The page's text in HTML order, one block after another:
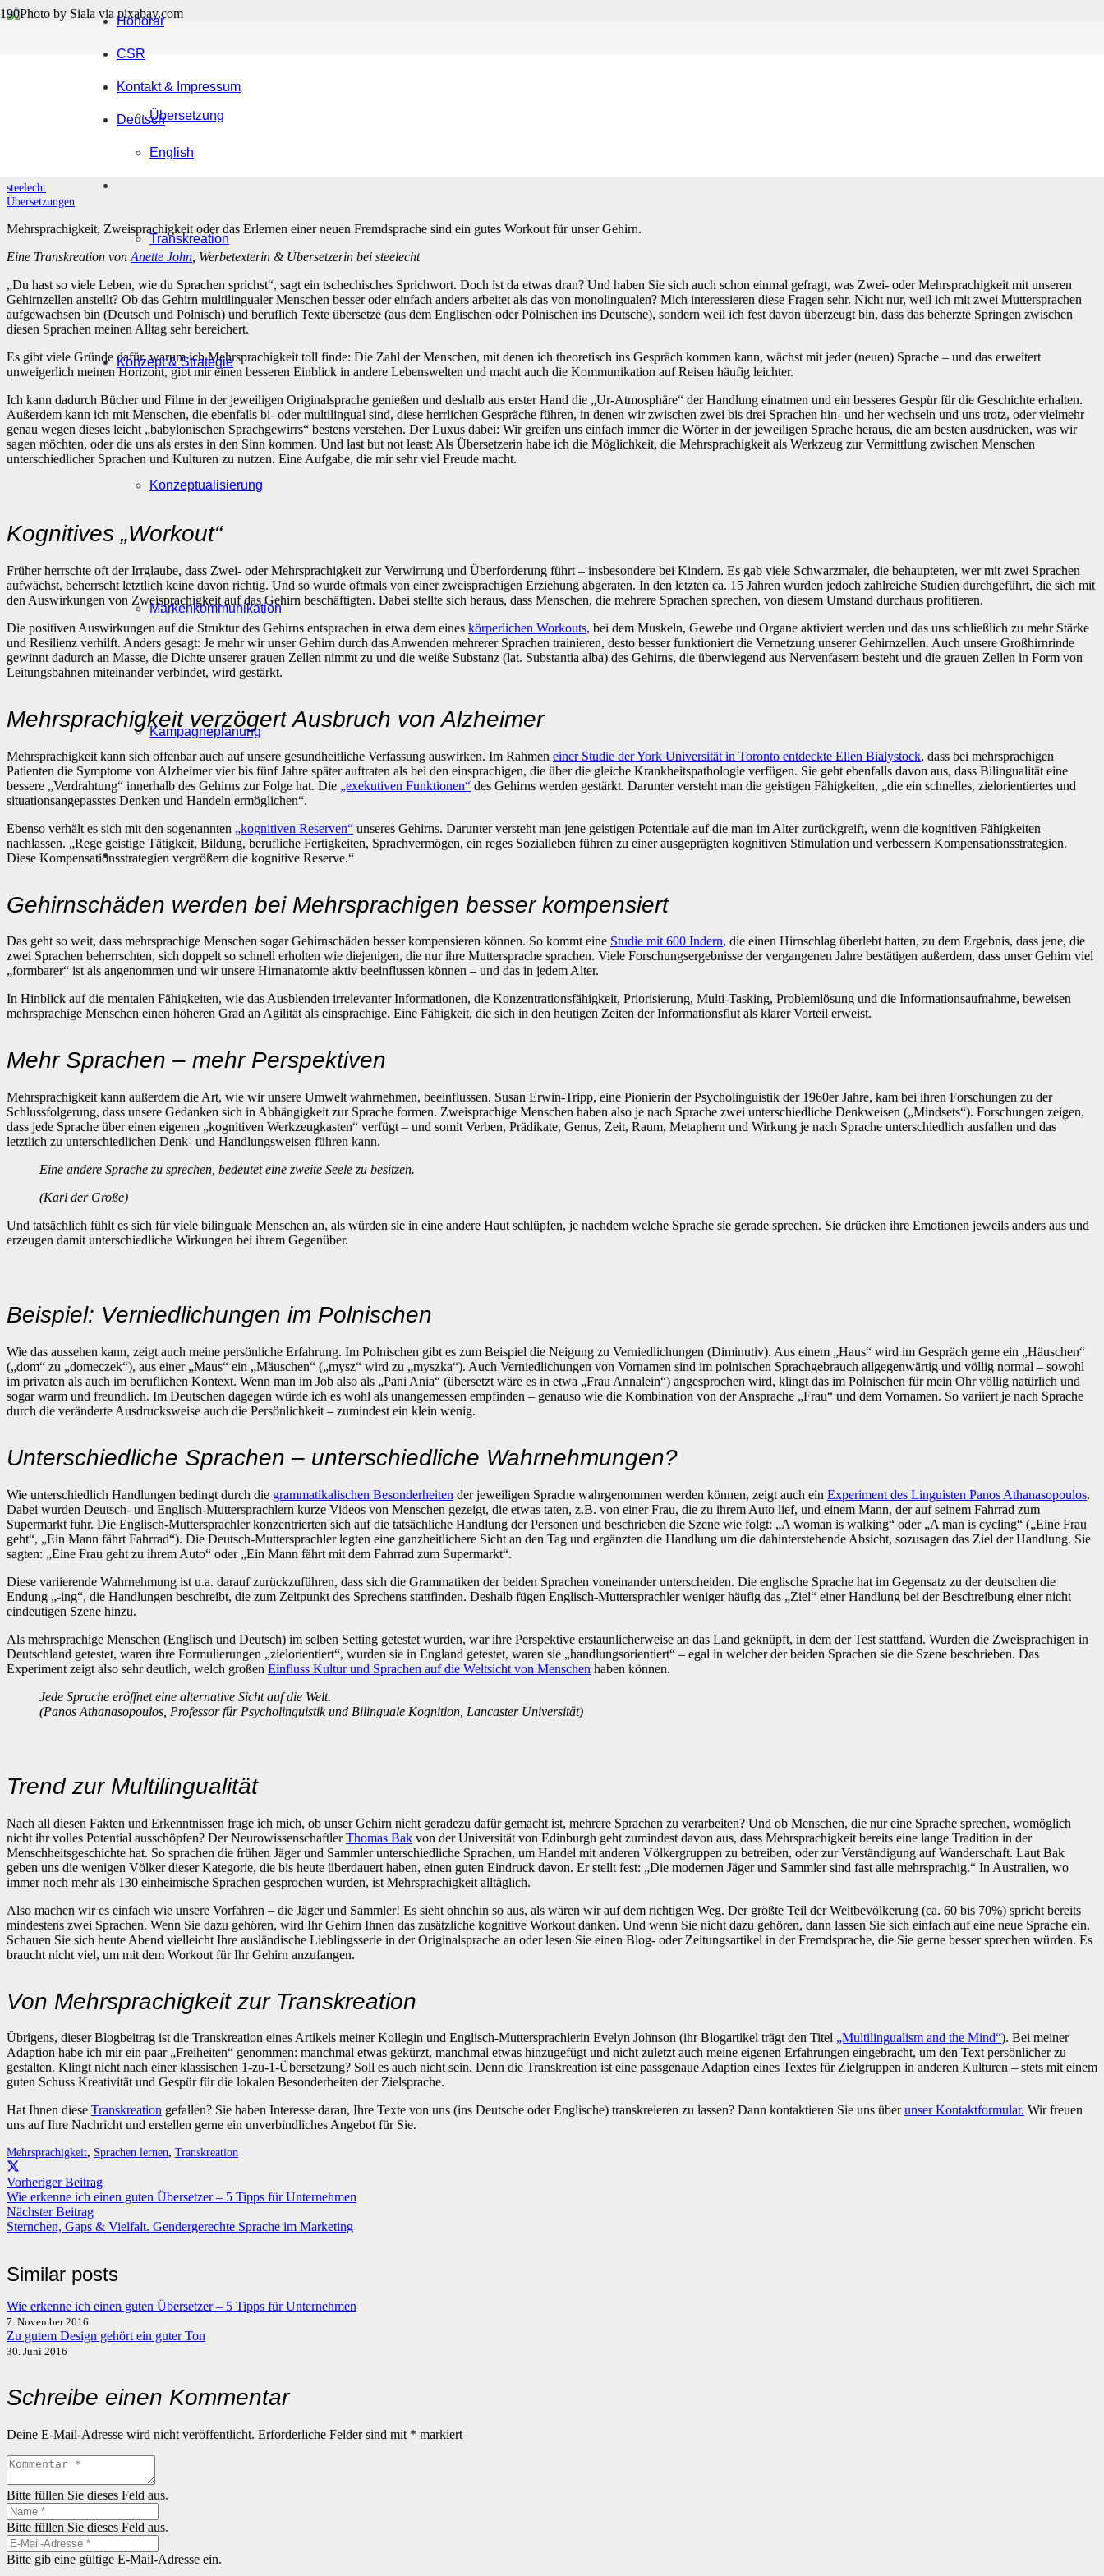
Honorar
CSR
Kontakt & Impressum
Deutsch
English
Übersetzung
Transkreation
Konzept & Strategie
Konzeptualisierung
Markenkommunikation
Kampagneplanung
Gehirn-Workout mit Sprachen. Wie Mehrsprachigkeit unser Gehirn
beeinflusst
steelecht
Übersetzungen
Mehrsprachigkeit, Zweisprachigkeit oder das Erlernen einer neuen Fremdsprache sind ein gutes Workout für unser Gehirn.
Eine Transkreation von Anette John , Werbetexterin & Übersetzerin bei steelecht
„Du hast so viele Leben, wie du Sprachen sprichst“, sagt ein tschechisches Sprichwort. Doch ist da etwas dran? Und haben Sie sich auch schon einmal gefragt, was Zwei- oder Mehrsprachigkeit mit unseren
Gehirnzellen anstellt? Ob das Gehirn multilingualer Menschen besser oder einfach anders arbeitet als das von monolingualen? Mich interessieren diese Fragen sehr. Nicht nur, weil ich mit zwei Muttersprachen
aufgewachsen bin (Deutsch und Polnisch) und beruflich Texte übersetze (aus dem Englischen oder Polnischen ins Deutsche), sondern weil ich fest davon überzeugt bin, dass das beherzte Springen zwischen
diesen Sprachen meinen Alltag sehr bereichert.
Es gibt viele Gründe dafür, warum ich Mehrsprachigkeit toll finde: Die Zahl der Menschen, mit denen ich theoretisch ins Gespräch kommen kann, wächst mit jeder (neuen) Sprache – und das erweitert
unweigerlich meinen Horizont, gibt mir einen besseren Einblick in andere Lebenswelten und macht auch die Kommunikation auf Reisen häufig leichter.
Ich kann dadurch Bücher und Filme in der jeweiligen Originalsprache genießen und deshalb aus erster Hand die „Ur-Atmosphäre“ der Handlung einatmen und ein besseres Gespür für die Geschichte erhalten.
Außerdem kann ich mit Menschen, die ebenfalls bi- oder multilingual sind, diese herrlichen Gespräche führen, in denen wir zwischen zwei bis drei Sprachen hin- und her wechseln und uns trotz, oder vielmehr
genau wegen dieses leicht „babylonischen Sprachgewirrs“ bestens verstehen. Der Luxus dabei: Wir greifen uns einfach immer die Wörter in der jeweiligen Sprache heraus, die am besten ausdrücken, was wir
sagen möchten, oder die uns als erstes in den Sinn kommen. Und last but not least: Als Übersetzerin habe ich die Möglichkeit, die Mehrsprachigkeit als Werkzeug zur Vermittlung zwischen Menschen
unterschiedlicher Sprachen und Kulturen zu nutzen. Eine Aufgabe, die mir sehr viel Freude macht.
Kognitives „Workout“
Früher herrschte oft der Irrglaube, dass Zwei- oder Mehrsprachigkeit zur Verwirrung und Überforderung führt – insbesondere bei Kindern. Es gab viele Schwarzmaler, die behaupteten, wer mit zwei Sprachen
aufwächst, beherrscht letztlich keine davon richtig. Und so wurde oftmals von einer zweisprachigen Erziehung abgeraten. In den letzten ca. 15 Jahren wurden jedoch zahlreiche Studien durchgeführt, die sich mit
den Auswirkungen von Zweisprachigkeit auf das Gehirn beschäftigten. Dabei stellte sich heraus, dass Menschen, die mehrere Sprachen sprechen, von diesem Umstand durchaus profitieren.
Die positiven Auswirkungen auf die Struktur des Gehirns entsprachen in etwa dem eines körperlichen Workouts, bei dem Muskeln, Gewebe und Organe aktiviert werden und das uns schließlich zu mehr Stärke
und Resilienz verhilft. Anders gesagt: Je mehr wir unser Gehirn durch das Anwenden mehrerer Sprachen trainieren, desto besser funktioniert die Vernetzung unserer Gehirnzellen. Auch unsere Großhirnrinde
gewinnt dadurch an Masse, die Dichte unserer grauen Zellen nimmt zu und die weiße Substanz (lat. Substantia alba) des Gehirns, die überwiegend aus Nervenfasern besteht und die grauen Zellen in Form von
Leitungsbahnen miteinander verbindet, wird gestärkt.
Mehrsprachigkeit verzögert Ausbruch von Alzheimer
Mehrsprachigkeit kann sich offenbar auch auf unsere gesundheitliche Verfassung auswirken. Im Rahmen einer Studie der York Universität in Toronto entdeckte Ellen Bialystock, dass bei mehrsprachigen
Patienten die Symptome von Alzheimer vier bis fünf Jahre später auftraten als bei den einsprachigen, die über die gleiche Krankheitspathologie verfügen. Sie geht ebenfalls davon aus, dass Bilingualität eine
bessere „Verdrahtung“ innerhalb des Gehirns zur Folge hat. Die „exekutiven Funktionen“ des Gehirns werden gestärkt. Darunter versteht man die geistigen Fähigkeiten, „die ein schnelles, zielorientiertes und
situationsangepasstes Denken und Handeln ermöglichen“.
Ebenso verhält es sich mit den sogenannten „kognitiven Reserven“ unseres Gehirns. Darunter versteht man jene geistigen Potentiale auf die man im Alter zurückgreift, wenn die kognitiven Fähigkeiten
nachlassen. „Rege geistige Tätigkeit, Bildung, berufliche Fertigkeiten, Sprachvermögen, ein reges Sozialleben führen zu einer ausgeprägten kognitiven Stimulation und verbessern Kompensationsstrategien.
Diese Kompensationsstrategien vergrößern die kognitive Reserve.“
Gehirnschäden werden bei Mehrsprachigen besser kompensiert
Das geht so weit, dass mehrsprachige Menschen sogar Gehirnschäden besser kompensieren können. So kommt eine Studie mit 600 Indern, die einen Hirnschlag überlebt hatten, zu dem Ergebnis, dass jene, die
zwei Sprachen beherrschten, sich doppelt so schnell erholten wie diejenigen, die nur ihre Muttersprache sprachen. Viele Forschungsergebnisse der vergangenen Jahre bestätigen außerdem, dass unser Gehirn viel
„formbarer“ ist als angenommen und wir unsere Hirnanatomie aktiv beeinflussen können – und das in jedem Alter.
In Hinblick auf die mentalen Fähigkeiten, wie das Ausblenden irrelevanter Informationen, die Konzentrationsfähigkeit, Priorisierung, Multi-Tasking, Problemlösung und die Informationsaufnahme, beweisen
mehrsprachige Menschen einen höheren Grad an Agilität als einsprachige. Eine Fähigkeit, die sich in den heutigen Zeiten der Informationsflut als klarer Vorteil erweist.
Mehr Sprachen – mehr Perspektiven
Mehrsprachigkeit kann außerdem die Art, wie wir unsere Umwelt wahrnehmen, beeinflussen. Susan Erwin-Tripp, eine Pionierin der Psycholinguistik der 1960er Jahre, kam bei ihren Forschungen zu der
Schlussfolgerung, dass unsere Gedanken sich in Abhängigkeit zur Sprache formen. Zweisprachige Menschen haben also je nach Sprache zwei unterschiedliche Denkweisen („Mindsets“). Forschungen zeigen,
dass jede Sprache über einen eigenen „kognitiven Werkzeugkasten“ verfügt – und somit Verben, Prädikate, Genus, Zeit, Raum, Metaphern und Wirkung je nach Sprache unterschiedlich ausfallen und das
letztlich zu unterschiedlichen Denk- und Handlungsweisen führen kann.
Eine andere Sprache zu sprechen, bedeutet eine zweite Seele zu besitzen.
(Karl der Große)
Und tatsächlich fühlt es sich für viele bilinguale Menschen an, als würden sie in eine andere Haut schlüpfen, je nachdem welche Sprache sie gerade sprechen. Sie drücken ihre Emotionen jeweils anders aus und
erzeugen damit unterschiedliche Wirkungen bei ihrem Gegenüber.
Beispiel: Verniedlichungen im Polnischen
Wie das aussehen kann, zeigt auch meine persönliche Erfahrung. Im Polnischen gibt es zum Beispiel die Neigung zu Verniedlichungen (Diminutiv). Aus einem „Haus“ wird im Gespräch gerne ein „Häuschen“
(„dom“ zu „domeczek“), aus einer „Maus“ ein „Mäuschen“ („mysz“ wird zu „myszka“). Auch Verniedlichungen von Vornamen sind im polnischen Sprachgebrauch allgegenwärtig und völlig normal – sowohl
im privaten als auch im beruflichen Kontext. Wenn man im Job also als „Pani Ania“ (übersetzt wäre es in etwa „Frau Annalein“) angesprochen wird, klingt das im Polnischen für mein Ohr völlig natürlich und
sogar warm und freundlich. Im Deutschen dagegen würde ich es wohl als unangemessen empfinden – genauso wie die Kombination von der Ansprache „Frau“ und dem Vornamen. So variiert je nach Sprache
durch die veränderte Ausdrucksweise auch die Persönlichkeit – zumindest ein klein wenig.
Unterschiedliche Sprachen – unterschiedliche Wahrnehmungen?
Wie unterschiedlich Handlungen bedingt durch die grammatikalischen Besonderheiten der jeweiligen Sprache wahrgenommen werden können, zeigt auch ein Experiment des Linguisten Panos Athanasopoulos.
Dabei wurden Deutsch- und Englisch-Muttersprachlern kurze Videos von Menschen gezeigt, die etwas taten, z.B. von einer Frau, die zu ihrem Auto lief, und einem Mann, der auf seinem Fahrrad zum
Supermarkt fuhr. Die Englisch-Muttersprachler konzentrierten sich auf die tatsächliche Handlung der Personen und beschrieben die Szene wie folgt: „A woman is walking“ oder „A man is cycling“ („Eine Frau
geht“, „Ein Mann fährt Fahrrad“). Die Deutsch-Muttersprachler legten eine ganzheitlichere Sicht an den Tag und ergänzten die Handlung um die dahinterstehende Absicht, sozusagen das Ziel der Handlung. Sie
sagten: „Eine Frau geht zu ihrem Auto“ oder „Ein Mann fährt mit dem Fahrrad zum Supermarkt“.
Diese variierende Wahrnehmung ist u.a. darauf zurückzuführen, dass sich die Grammatiken der beiden Sprachen voneinander unterscheiden. Die englische Sprache hat im Gegensatz zu der deutschen die
Endung „-ing“, die Handlungen beschreibt, die zum Zeitpunkt des Sprechens stattfinden. Deshalb fügen Englisch-Muttersprachler weniger häufig das „Ziel“ einer Handlung bei der Beschreibung einer nicht
eindeutigen Szene hinzu.
Als mehrsprachige Menschen (Englisch und Deutsch) im selben Setting getestet wurden, war ihre Perspektive erstaunlicherweise an das Land geknüpft, in dem der Test stattfand. Wurden die Zweisprachigen in
Deutschland getestet, waren ihre Formulierungen „zielorientiert“, wurden sie in England getestet, waren sie „handlungsorientiert“ – egal in welcher der beiden Sprachen sie die Szene beschrieben. Das
Experiment zeigt also sehr deutlich, welch großen Einfluss Kultur und Sprachen auf die Weltsicht von Menschen haben können.
Jede Sprache eröffnet eine alternative Sicht auf die Welt.
(Panos Athanasopoulos, Professor für Psycholinguistik und Bilinguale Kognition, Lancaster Universität)
Trend zur Multilingualität
Nach all diesen Fakten und Erkenntnissen frage ich mich, ob unser Gehirn nicht geradezu dafür gemacht ist, mehrere Sprachen zu verarbeiten? Und ob Menschen, die nur eine Sprache sprechen, womöglich
nicht ihr volles Potential ausschöpfen? Der NeurowissenschaftlerThomas Bak von der Universität von Edinburgh geht zumindest davon aus, dass Mehrsprachigkeit bereits eine lange Tradition in der
Menschheitsgeschichte hat. So sprachen die frühen Jäger und Sammler unterschiedliche Sprachen, um Handel mit anderen Völkergruppen zu betreiben, oder zur Verständigung auf Wanderschaft. Laut Bak
geben uns die wenigen Völker dieser Kategorie, die bis heute überdauert haben, einen guten Eindruck davon. Er stellt fest: „Die modernen Jäger und Sammler sind fast alle mehrsprachig.“ In Australien, wo
immer noch mehr als 130 einheimische Sprachen gesprochen wurden, ist Mehrsprachigkeit alltäglich.
Also machen wir es einfach wie unsere Vorfahren – die Jäger und Sammler! Es sieht ohnehin so aus, als wären wir auf dem richtigen Weg. Der größte Teil der Weltbevölkerung (ca. 60 bis 70%) spricht bereits
mindestens zwei Sprachen. Wenn Sie dazu gehören, wird Ihr Gehirn Ihnen das zusätzliche kognitive Workout danken. Und wenn Sie nicht dazu gehören, dann lassen Sie sich einfach auf eine neue Sprache ein.
Schauen Sie sich heute Abend vielleicht Ihre ausländische Lieblingsserie in der Originalsprache an oder lesen Sie einen Blog- oder Zeitungsartikel in der Fremdsprache, die Sie gerne besser sprechen würden. Es
braucht nicht viel, um mit dem Workout für Ihr Gehirn anzufangen.
Von Mehrsprachigkeit zur Transkreation
Übrigens, dieser Blogbeitrag ist die Transkreation eines Artikels meiner Kollegin und Englisch-Muttersprachlerin Evelyn Johnson (ihr Blogartikel trägt den Titel „Multilingualism and the Mind“). Bei meiner
Adaption habe ich mir ein paar „Freiheiten“ genommen: manchmal etwas gekürzt, manchmal etwas hinzugefügt und nicht zuletzt auch meine eigenen Erfahrungen eingebracht, um den Text persönlicher zu
gestalten. Klingt nicht nach einer klassischen 1-zu-1-Übersetzung? Soll es auch nicht sein. Denn die Transkreation ist eine passgenaue Adaption eines Textes für Zielgruppen in anderen Kulturen – stets mit einem
guten Schuss Kreativität und Gespür für die lokalen Besonderheiten der Zielsprache.
Hat Ihnen diese Transkreation gefallen? Sie haben Interesse daran, Ihre Texte von uns (ins Deutsche oder Englische) transkreieren zu lassen? Dann kontaktieren Sie uns überunser Kontaktformular. Wir freuen
uns auf Ihre Nachricht und erstellen gerne ein unverbindliches Angebot für Sie.
Mehrsprachigkeit, Sprachen lernen, Transkreation
Vorheriger Beitrag
Wie erkenne ich einen guten Übersetzer – 5 Tipps für Unternehmen
Nächster Beitrag
Sternchen, Gaps & Vielfalt. Gendergerechte Sprache im Marketing
Similar posts
Wie erkenne ich einen guten Übersetzer – 5 Tipps für Unternehmen
7. November 2016
Zu gutem Design gehört ein guter Ton
30. Juni 2016
Schreibe einen Kommentar
Deine E-Mail-Adresse wird nicht veröffentlicht. Erforderliche Felder sind mit * markiert
Bitte füllen Sie dieses Feld aus.
Bitte füllen Sie dieses Feld aus.
Bitte gib eine gültige E-Mail-Adresse ein.